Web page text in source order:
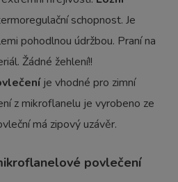
schopnost. Je
pohodlnou údržbou. Praní na
Žádné žehlení!!
je vhodné pro zimní
z mikroflanelu je vyrobeno ze
má zipový uzávěr.
povlečení